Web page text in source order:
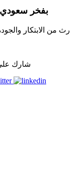
بفخر سعودي
إرث من الابتكار
شارك